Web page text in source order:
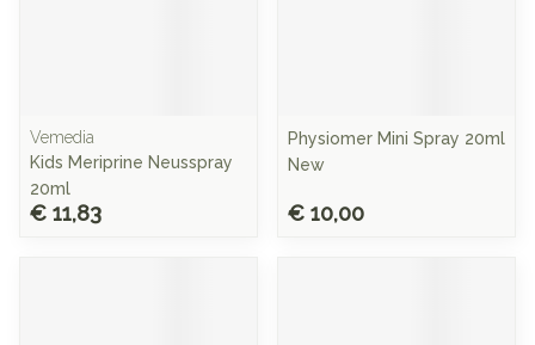
Vemedia
Kids Meriprine Neusspray
20ml
€ 11,83
Physiomer Mini Spray 20ml
New
€ 10,00